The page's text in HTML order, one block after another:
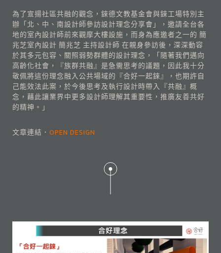
為了宣揚社區共融的觀念，錸德文教基金會與錸工場特別主
辦「北、中、南設計師參訪設計理念分享會」，邀請全台各
地的室內設計師前來觀摩大樓設施，而身為應邀者之一的 簡
兆芝室內設計 簡兆芝 主持設計師 在親身參訪後，深深動容
於其多元包容、關照弱勢群體的設計理念，「隨著我們邁向
高齡化社會，『族群共融』是急需思考的議題，因此我十分
敬佩將這份理念融入公共場域的『合好一起錸』，也期許自
己能效法此案，於今後思考及執行設計時帶入『共融』概
念，藉此讓業界中更多設計師理解其重要性，推廣友善共好
的精神。」
文章連結． OPEN DESIGN